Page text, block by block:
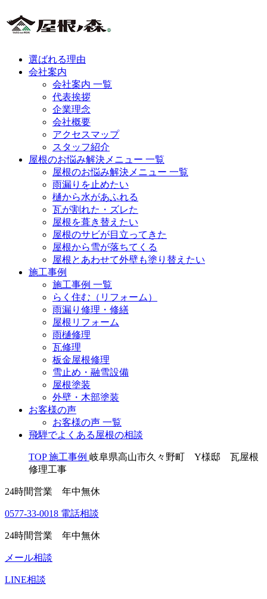
選ばれる理由
会社案内
会社案内 一覧
代表挨拶
企業理念
会社概要
アクセスマップ
スタッフ紹介
屋根のお悩み解決メニュー 一覧
屋根のお悩み解決メニュー 一覧
雨漏りを止めたい
樋から水があふれる
瓦が割れた・ズレた
屋根を葺き替えたい
屋根のサビが目立ってきた
屋根から雪が落ちてくる
屋根とあわせて外壁も塗り替えたい
施工事例
施工事例 一覧
らく住む（リフォーム）
雨漏り修理・修繕
屋根リフォーム
雨樋修理
瓦修理
板金屋根修理
雪止め・融雪設備
屋根塗装
外壁・木部塗装
お客様の声
お客様の声 一覧
飛騨でよくある屋根の相談
TOP 施工事例 岐阜県高山市久々野町 Y様邸 瓦屋根
修理工事
24時間営業 年中無休
0577-33-0018 電話相談
24時間営業 年中無休
メール相談
LINE相談